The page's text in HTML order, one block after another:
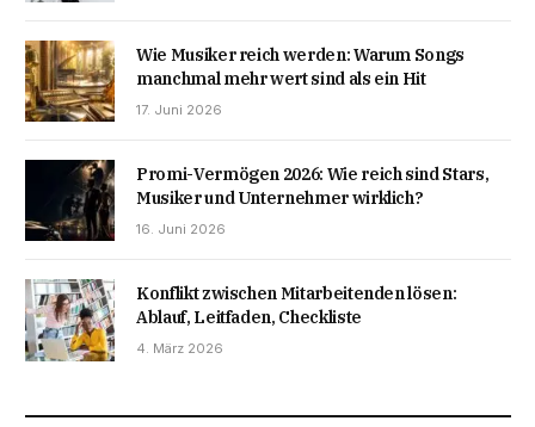
Wie Musiker reich werden: Warum Songs
manchmal mehr wert sind als ein Hit
17. Juni 2026
Promi-Vermögen 2026: Wie reich sind Stars,
Musiker und Unternehmer wirklich?
16. Juni 2026
Konflikt zwischen Mitarbeitenden lösen:
Ablauf, Leitfaden, Checkliste
4. März 2026